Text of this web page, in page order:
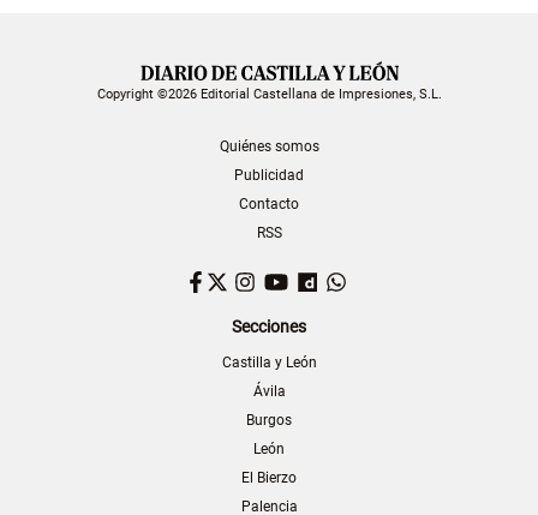
Copyright ©2026 Editorial Castellana de Impresiones, S.L.
Quiénes somos
Publicidad
Contacto
RSS
Facebook
TwitterInstagram
YouTubeDailymotion
Secciones
Castilla y León
Ávila
Burgos
León
El Bierzo
Palencia